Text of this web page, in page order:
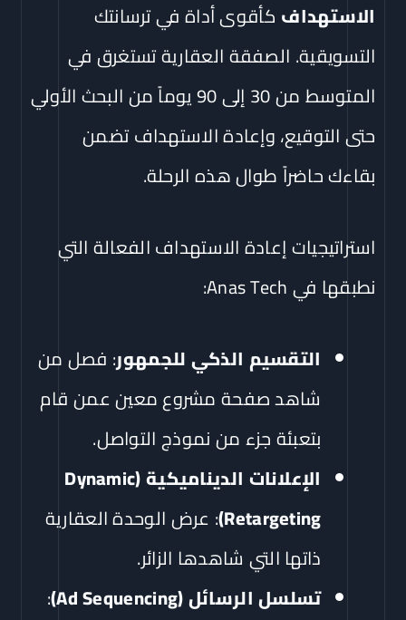
الاستهداف كأقوى أداة في ترسانتك
التسويقية. الصفقة العقارية تستغرق في
المتوسط من 30 إلى 90 يوماً من البحث الأولي
حتى التوقيع، وإعادة الاستهداف تضمن
بقاءك حاضراً طوال هذه الرحلة.
استراتيجيات إعادة الاستهداف الفعالة التي
نطبقها في Anas Tech:
التقسيم الذكي للجمهور: فصل من
شاهد صفحة مشروع معين عمن قام
بتعبئة جزء من نموذج التواصل.
الإعلانات الديناميكية (Dynamic
Retargeting): عرض الوحدة العقارية
ذاتها التي شاهدها الزائر.
تسلسل الرسائل (Ad Sequencing)
: